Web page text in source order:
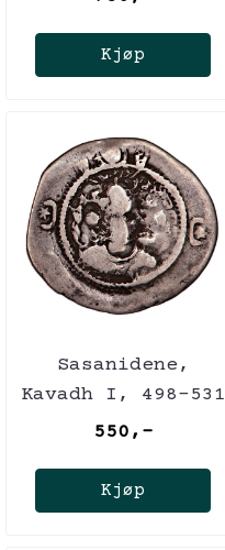
Kjøp
Sasanidene,
Kavadh I, 498-531
550,-
Kjøp